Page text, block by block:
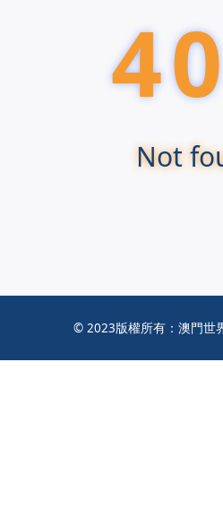
Not
© 2023版權所有：澳門世